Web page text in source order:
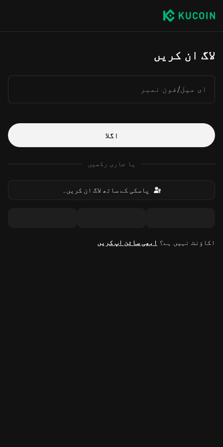
لاگ ان کریں
ای میل/فون نمبر
اگلا
یا جاری رکھیں
پاسکی کے ساتھ لاگ ان کریں۔
اکاؤنٹ نہیں ہے؟ ابھی سائن اپ کریں